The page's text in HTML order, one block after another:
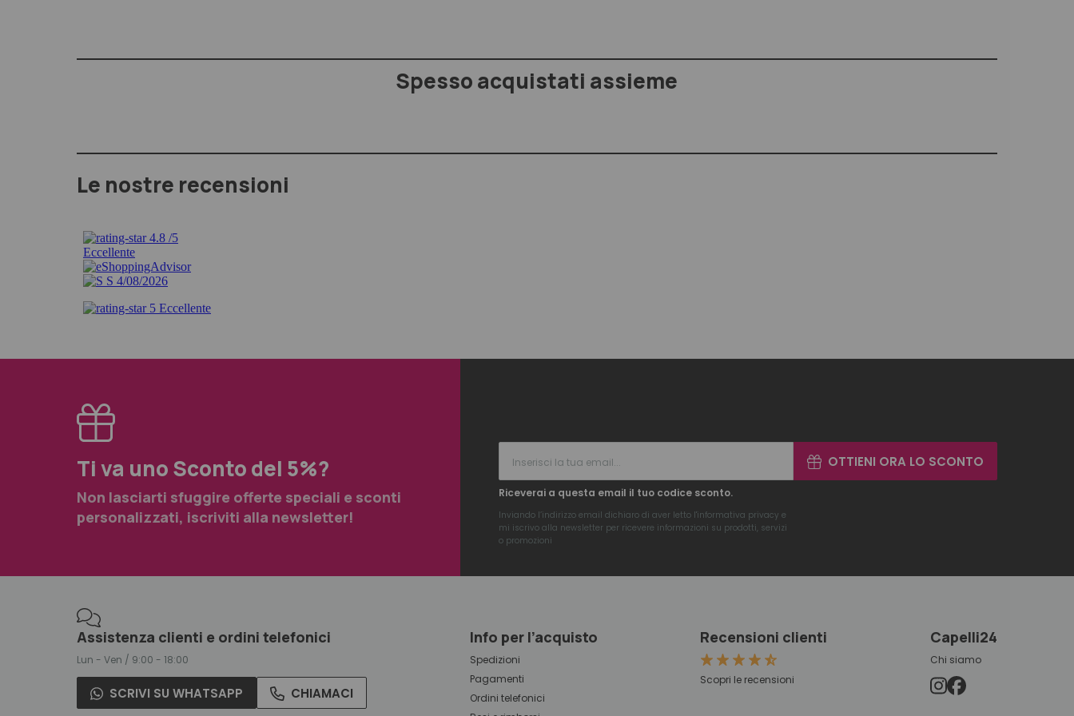
Spesso acquistati assieme
Le nostre recensioni
Ti va uno Sconto del 5%?
Non lasciarti sfuggire offerte speciali e sconti
personalizzati, iscriviti alla newsletter!
OTTIENI ORA LO SCONTO
Riceverai a questa email il tuo codice sconto.
Inviando l’indirizzo email dichiaro di aver letto l'informativa privacy e
mi iscrivo alla newsletter per ricevere informazioni su prodotti, servizi
o promozioni
Assistenza clienti e ordini telefonici
Lun - Ven / 9:00 - 18:00
SCRIVI SU WHATSAPP CHIAMACI
Info per l’acquisto
Spedizioni
Pagamenti
Ordini telefonici
Recensioni clienti
Scopri le recensioni
Capelli24
Chi siamo